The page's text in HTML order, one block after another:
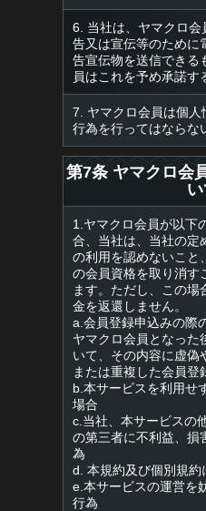
6. 当社は、ヤマクロ
告又は宣伝等のために
告宣伝物を送信できる
員はこれを予め承諾す
7. ヤマクロ会員は個人
行為を行ってはならな
第7条 ヤマクロ会
1.ヤマクロ会員が以下
合、当社は、当社の定
の利用を認めないこと
の会員資格を取り消す
ます。ただし、この
金を返還しません。
a.会員登録申込みの際
ヤマクロ会員となった
いて、その内容に虚偽
または重複した会員登
b.本サービスを利用せ
場合
c.当社、本サービスの
の第三者に不利益、損
為
d. 本規約及び個別規約
e.本サービスの運営を
行為